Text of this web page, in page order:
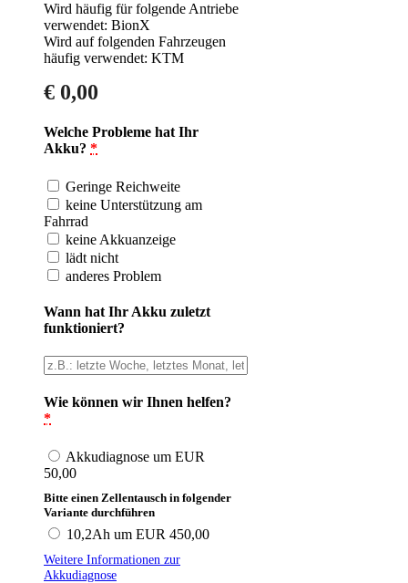
Wird häufig für folgende Antriebe
verwendet: BionX
Wird auf folgenden Fahrzeugen
häufig verwendet: KTM
€ 0,00
Welche Probleme hat Ihr
Akku? *
Geringe Reichweite
keine Unterstützung am
Fahrrad
keine Akkuanzeige
lädt nicht
anderes Problem
Wann hat Ihr Akku zuletzt
funktioniert?
Wie können wir Ihnen helfen?
*
Akkudiagnose um EUR
50,00
Bitte einen Zellentausch in folgender
Variante durchführen
10,2Ah um EUR 450,00
Weitere Informationen zur
Akkudiagnose